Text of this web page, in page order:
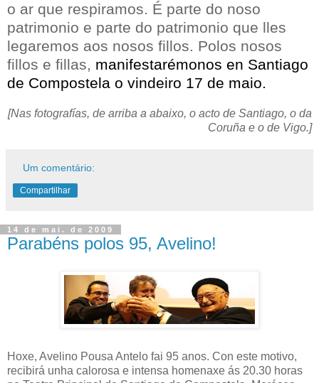
o ar que respiramos. É parte do noso
patrimonio e parte do patrimonio que lles
legaremos aos nosos fillos. Polos nosos
fillos e fillas, manifestarémonos en Santiago
de Compostela o vindeiro 17 de maio.
[Nas fotografías, de arriba a abaixo, o acto de Santiago, o da
Coruña e o de Vigo.]
Um comentário:
Compartilhar
14 de mai. de 2009
Parabéns polos 95, Avelino!
Hoxe, Avelino Pousa Antelo fai 95 anos. Con este motivo,
recibirá unha calorosa e intensa homenaxe ás 20.30 horas